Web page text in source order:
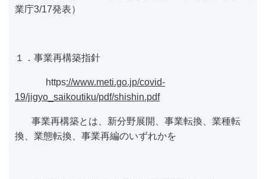
業庁3/17発表）
１．事業再構築指針
https://www.meti.go.jp/covid-
19/jigyo_saikoutiku/pdf/shishin.pdf
事業再構築とは、新分野展開、事業転換、業種転
換、業態転換、事業再編のいずれかを